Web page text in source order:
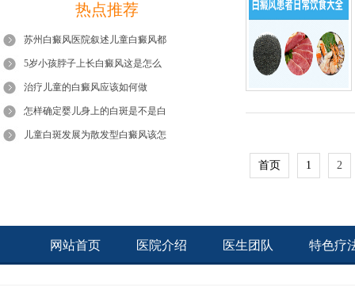
热点推荐
苏州白癜风医院叙述儿童白癜风都
5岁小孩脖子上长白癜风这是怎么
治疗儿童的白癜风应该如何做
怎样确定婴儿身上的白斑是不是白
儿童白斑发展为散发型白癜风该怎
首页 1 2
网站首页 医院介绍 医生团队 特色疗